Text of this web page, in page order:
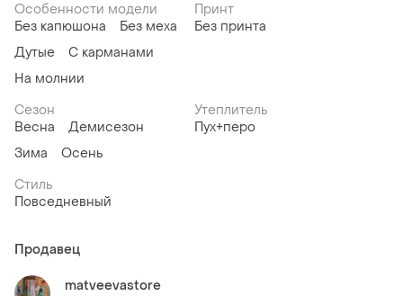
Особенности модели
Без капюшона
Без меха
Дутые
С карманами
На молнии
Принт
Без принта
Сезон
Весна
Демисезон
Зима
Осень
Утеплитель
Пух+перо
Стиль
Повседневный
Продавец
matveevastore